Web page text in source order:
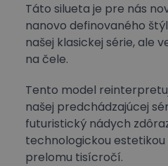
Táto silueta je pre nás
nanovo definovaného
našej klasickej série, ale
na čele.
Tento model
našej predchádzajúcej
futuristický nádych
technologickou estetikou
prelomu tisícročí.